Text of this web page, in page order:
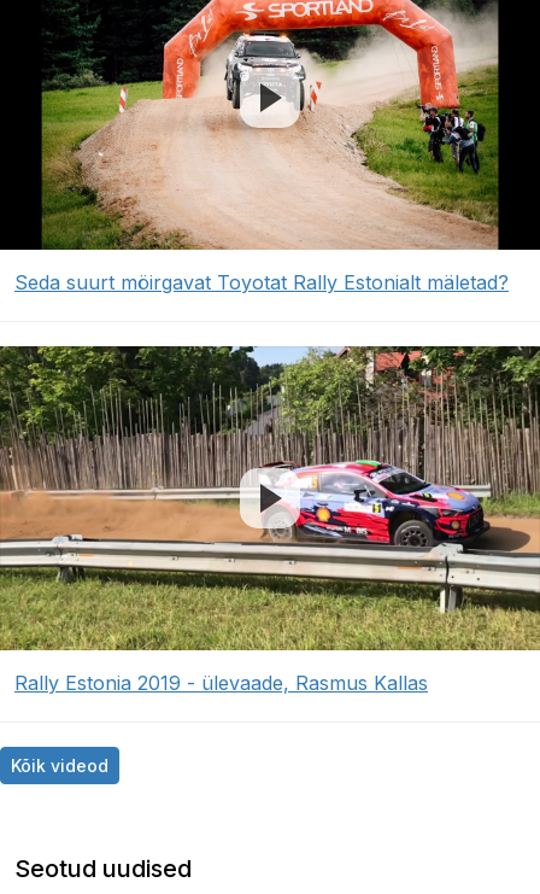
Seda suurt möirgavat Toyotat Rally Estonialt mäletad?
Rally Estonia 2019 - ülevaade, Rasmus Kallas
Kõik videod
Seotud uudised